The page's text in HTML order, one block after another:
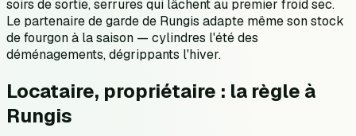
soirs de sortie, serrures qui lâchent au premier froid sec.
Le partenaire de garde de Rungis adapte même son stock
de fourgon à la saison — cylindres l'été des
déménagements, dégrippants l'hiver.
Locataire, propriétaire : la règle à
Rungis